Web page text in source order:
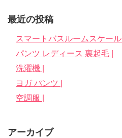
最近の投稿
スマートバスルームスケール |
パンツ レディース 裏起毛 |
洗濯機 |
ヨガ パンツ |
空調服 |
アーカイブ